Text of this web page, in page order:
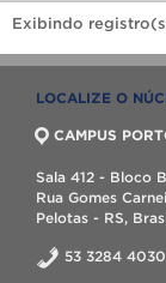
Exibindo
LOCALIZE O
CAMPUS
Sala 412 - Bloco
Rua Gomes
Pelotas - RS,
53 3284 4030